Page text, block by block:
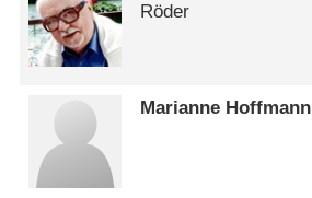
Röder
Marianne Hoffmann